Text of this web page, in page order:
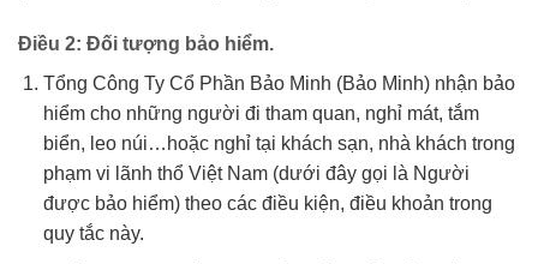
Điều 2: Đối tượng bảo hiểm.
Tổng Công Ty Cổ Phần Bảo Minh (Bảo Minh) nhận bảo
hiểm cho những người đi tham quan, nghỉ mát, tắm
biển, leo núi…hoặc nghỉ tại khách sạn, nhà khách trong
phạm vi lãnh thổ Việt Nam (dưới đây gọi là Người
được bảo hiểm) theo các điều kiện, điều khoản trong
quy tắc này.